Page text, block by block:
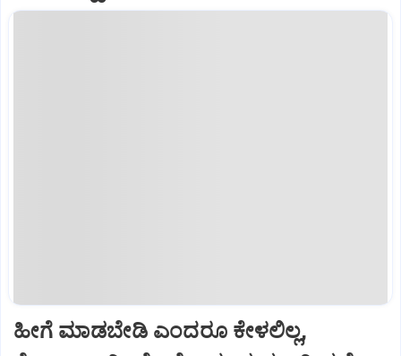
ಹೀಗೆ ಮಾಡಬೇಡಿ ಎಂದರೂ ಕೇಳಲಿಲ್ಲ,